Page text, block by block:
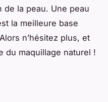
de la peau. Une peau
la meilleure base
n’hésitez plus, et
du maquillage naturel !